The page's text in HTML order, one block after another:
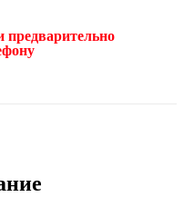
предварительно